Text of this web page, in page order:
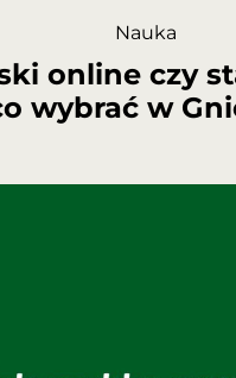
Nauka
online czy
wybrać w